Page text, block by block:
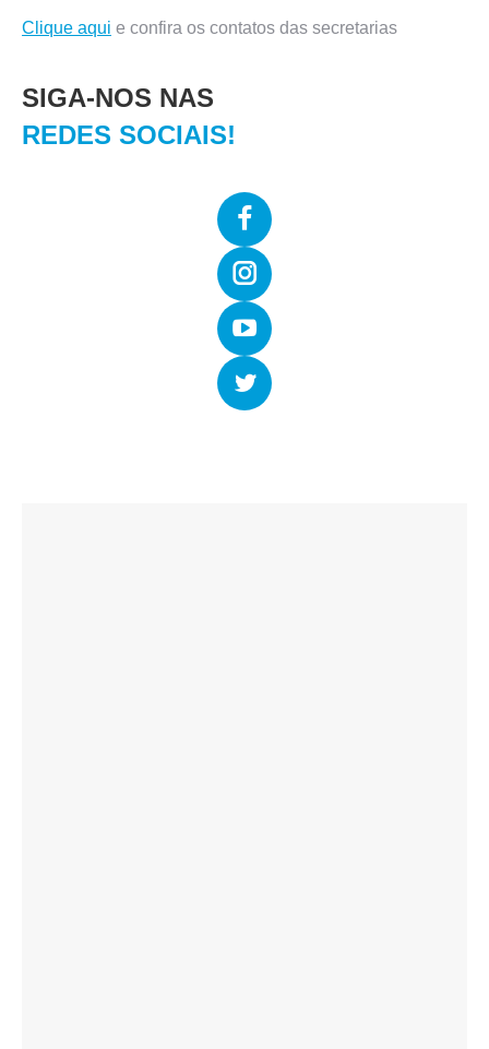
Clique aqui e confira os contatos das secretarias
SIGA-NOS NAS
REDES SOCIAIS!